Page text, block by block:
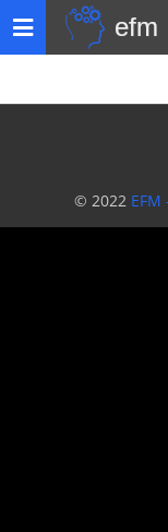
Toggle
navigation
efm
© 2022